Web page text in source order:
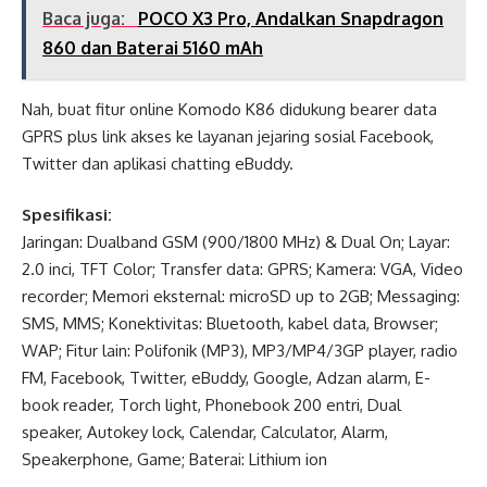
Baca juga:
POCO X3 Pro, Andalkan Snapdragon
860 dan Baterai 5160 mAh
Nah, buat fitur online Komodo K86 didukung bearer data
GPRS plus link akses ke layanan jejaring sosial Facebook,
Twitter dan aplikasi chatting eBuddy.
Spesifikasi:
Jaringan: Dualband GSM (900/1800 MHz) & Dual On; Layar:
2.0 inci, TFT Color; Transfer data: GPRS; Kamera: VGA, Video
recorder; Memori eksternal: microSD up to 2GB; Messaging:
SMS, MMS; Konektivitas: Bluetooth, kabel data, Browser;
WAP; Fitur lain: Polifonik (MP3), MP3/MP4/3GP player, radio
FM, Facebook, Twitter, eBuddy, Google, Adzan alarm, E-
book reader, Torch light, Phonebook 200 entri, Dual
speaker, Autokey lock, Calendar, Calculator, Alarm,
Speakerphone, Game; Baterai: Lithium ion